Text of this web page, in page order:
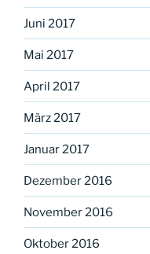
Juni 2017
Mai 2017
April 2017
März 2017
Januar 2017
Dezember 2016
November 2016
Oktober 2016